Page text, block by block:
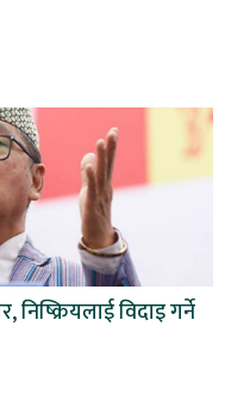
निष्क्रियलाई विदाइ गर्ने